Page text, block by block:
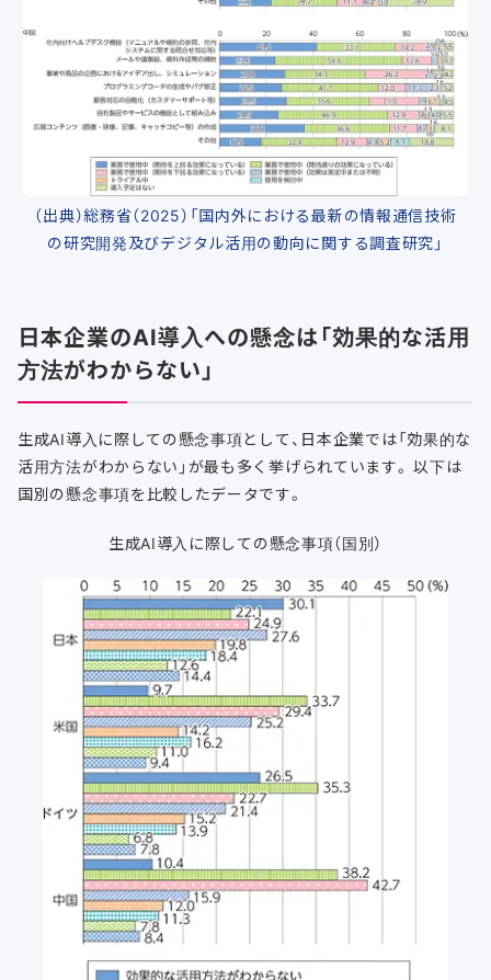
（出典）総務省（2025）「国内外における最新の情報通信技術
の研究開発及びデジタル活用の動向に関する調査研究」
日本企業のAI導入への懸念は「効果的な活用
方法がわからない」
生成AI導入に際しての懸念事項として、日本企業では「効果的な
活用方法がわからない」が最も多く挙げられています。 以下は
国別の懸念事項を比較したデータです。
生成AI導入に際しての懸念事項（国別）